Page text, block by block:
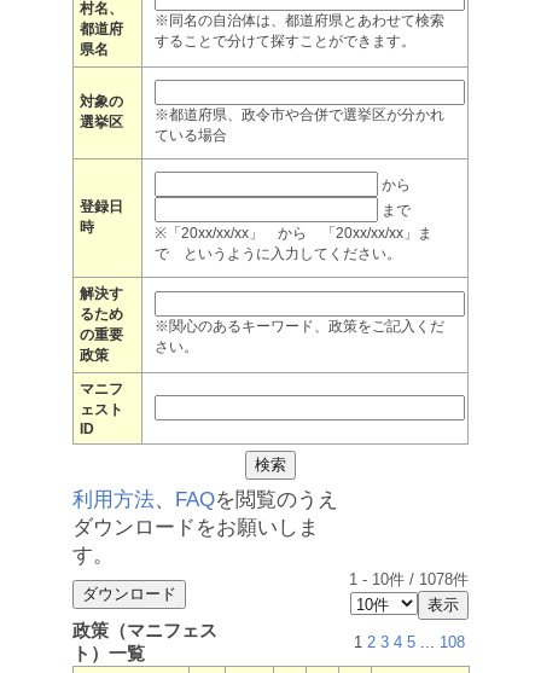
村名、
都道府
県名
※同名の自治体は、都道府県とあわせて検索
することで分けて探すことができます。
対象の
選挙区
※都道府県、政令市や合併で選挙区が分かれ
ている場合
登録日
時
から
まで
※「20xx/xx/xx」 から 「20xx/xx/xx」ま
で というように入力してください。
解決す
るため
の重要
政策
※関心のあるキーワード、政策をご記入くだ
さい。
マニフ
ェスト
ID
利用方法、 FAQを閲覧のうえ
ダウンロードをお願いしま
す。
1 - 10件 / 1078件
政策（マニフェス
ト）一覧
1 2 3 4 5 ... 108